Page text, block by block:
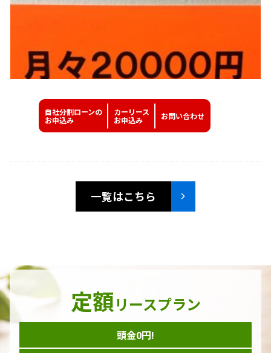
自社分割ローンの
お申込み
カーリース
お申込み
お問い合わせ
一覧はこちら
定額リースプラン
頭金0円!